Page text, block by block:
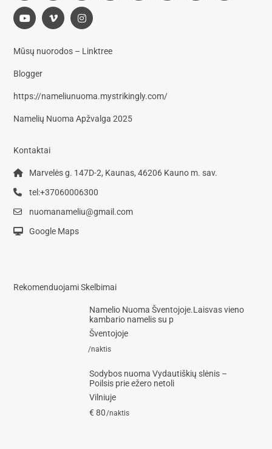
Mūsų nuorodos – Linktree
Blogger
https://nameliunuoma.mystrikingly.com/
Namelių Nuoma Apžvalga 2025
Kontaktai
Marvelės g. 147D-2, Kaunas, 46206 Kauno m. sav.
tel:+37060006300
nuomanameliu@gmail.com
Google Maps
Rekomenduojami Skelbimai
Namelio Nuoma Šventojoje.Laisvas vieno
kambario namelis su p
Šventojoje
/naktis
Sodybos nuoma Vydautiškių slėnis –
Poilsis prie ežero netoli
Vilniuje
€ 80/naktis